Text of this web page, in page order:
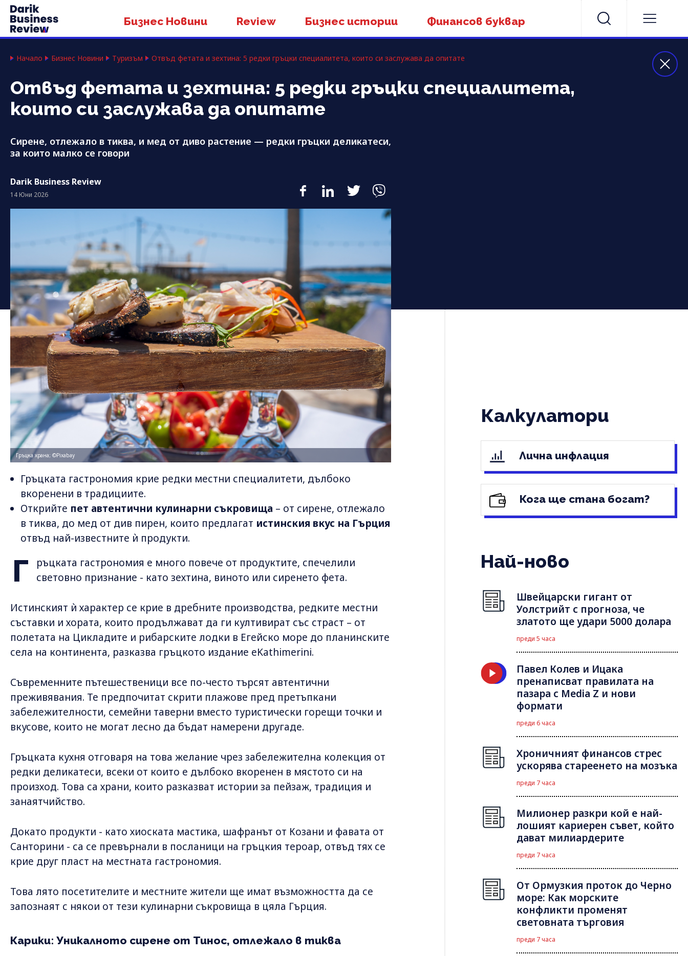
Бизнес Новини Review Бизнес истории Финансов буквар
Начало Бизнес Новини Туризъм Отвъд фетата и зехтина: 5 редки гръцки специалитета, които си заслужава да опитате
Отвъд фетата и зехтина: 5 редки гръцки специалитета,
които си заслужава да опитате
Сирене, отлежало в тиква, и мед от диво растение — редки гръцки деликатеси,
за които малко се говори
Darik Business Review
14 Юни 2026
Гръцка храна; ©Pixabay
Гръцката гастрономия крие редки местни специалитети, дълбоко
вкоренени в традициите.
Открийте пет автентични кулинарни съкровища – от сирене, отлежало
в тиква, до мед от див пирен, които предлагат истинския вкус на Гърция
отвъд най-известните ѝ продукти.
Г
ръцката гастрономия е много повече от продуктите, спечелили
световно признание - като зехтина, виното или сиренето фета.
Истинският ѝ характер се крие в дребните производства, редките местни
съставки и хората, които продължават да ги култивират със страст – от
полетата на Цикладите и рибарските лодки в Егейско море до планинските
села на континента, разказва гръцкото издание eKathimerini.
Съвременните пътешественици все по-често търсят автентични
преживявания. Те предпочитат скрити плажове пред претъпкани
забележителности, семейни таверни вместо туристически горещи точки и
вкусове, които не могат лесно да бъдат намерени другаде.
Гръцката кухня отговаря на това желание чрез забележителна колекция от
редки деликатеси, всеки от които е дълбоко вкоренен в мястото си на
произход. Това са храни, които разказват истории за пейзаж, традиция и
занаятчийство.
Докато продукти - като хиоската мастика, шафранът от Козани и фавата от
Санторини - са се превърнали в посланици на гръцкия тероар, отвъд тях се
крие друг пласт на местната гастрономия.
Това лято посетителите и местните жители ще имат възможността да се
запознаят с някои от тези кулинарни съкровища в цяла Гърция.
Карики: Уникалното сирене от Тинос, отлежало в тиква
Калкулатори
Лична инфлация
Кога ще стана богат?
Най-ново
Швейцарски гигант от
Уолстрийт с прогноза, че
златото ще удари 5000 долара
преди 5 часа
Павел Колев и Ицака
пренаписват правилата на
пазара с Media Z и нови
формати
преди 6 часа
Хроничният финансов стрес
ускорява стареенето на мозъка
преди 7 часа
Милионер разкри кой е най-
лошият кариерен съвет, който
дават милиардерите
преди 7 часа
От Ормузкия проток до Черно
море: Как морските
конфликти променят
световната търговия
преди 7 часа